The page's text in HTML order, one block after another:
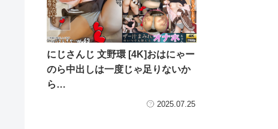
にじさんじ 文野環 [4K]おはにゃー
のら中出しは一度じゃ足りないか
ら…
2025.07.25